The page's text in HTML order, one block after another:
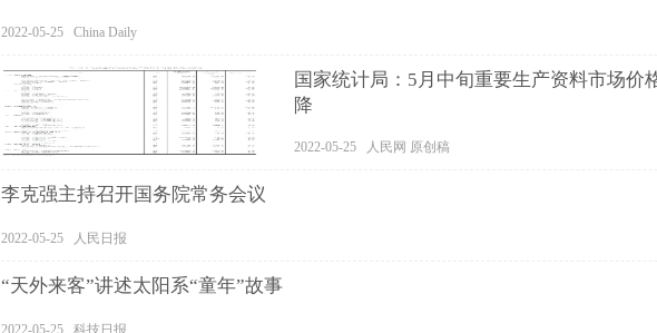
2022-05-25 China Daily
国家统计局：5月中旬重要生产资料市场价
降
2022-05-25 人民网 原创稿
李克强主持召开国务院常务会议
2022-05-25 人民日报
“天外来客”讲述太阳系“童年”故事
2022-05-25 科技日报